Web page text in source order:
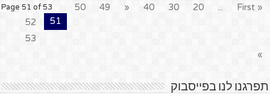
Page 51 of 53 « First
...
20
30
40
«
49
50
51
52
53
»
תפרגנו לנו בפייסבוק